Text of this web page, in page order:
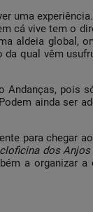
uma
cá vive tem o
aldeia global,
qual vêm
pois
ainda ser
para chegar
dos Anjos
a organizar a